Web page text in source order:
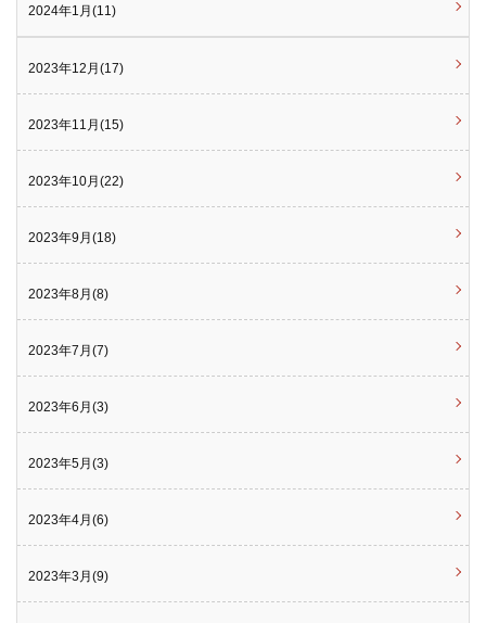
2024年1月(11)
2023年12月(17)
2023年11月(15)
2023年10月(22)
2023年9月(18)
2023年8月(8)
2023年7月(7)
2023年6月(3)
2023年5月(3)
2023年4月(6)
2023年3月(9)